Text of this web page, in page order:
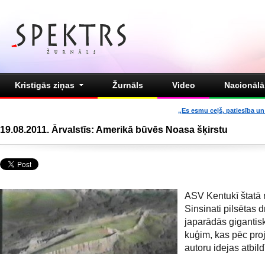
Kristīgās ziņas Žurnāls Video
„Es esmu ceļš, patiesība
19.08.2011. Ārvalstīs: Amerikā būvēs Noasa šķirstu
ASV Kentukī štatā
Sinsinati pilsētas
japarādās
kuģim, kas pēc
autoru idejas